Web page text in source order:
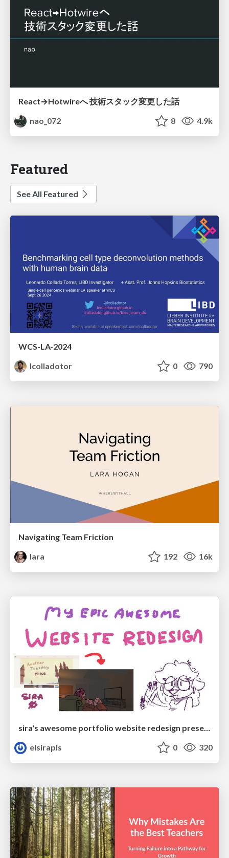
React→Hotwireへ 技術スタック変更した話
nao_072
8 4.9k
Featured
See All Featured
WCS-LA-2024
lcolladotor
0 790
Navigating Team Friction
lara
192 16k
sira's awesome portfolio website redesign presentation
elsirapls
0 320